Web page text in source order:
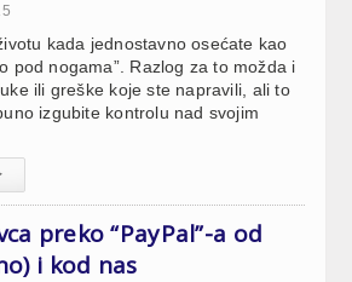
kada jednostavno osećate kao
pod nogama”. Razlog za to možda i
ili greške koje ste napravili, ali to
izgubite kontrolu nad svojim
preko “PayPal”-a od
i kod nas